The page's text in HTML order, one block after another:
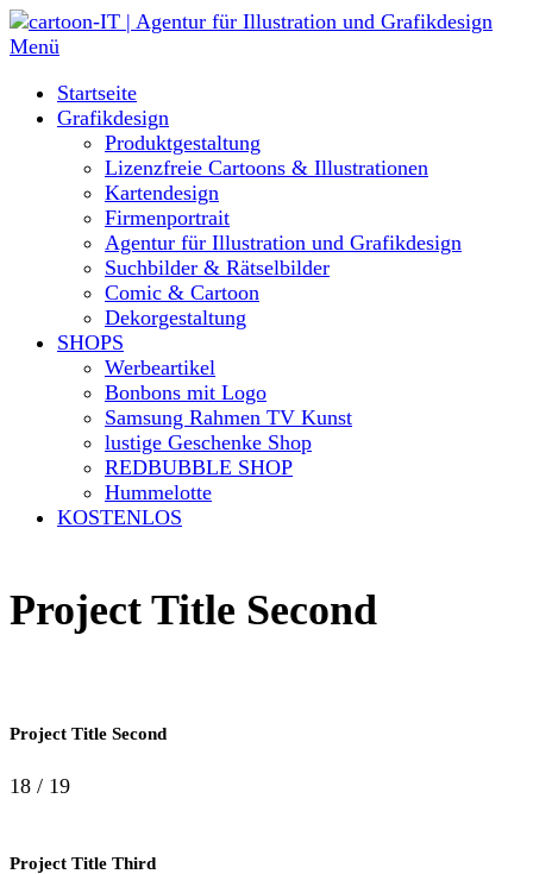
Direkt
zum
Menü
Startseite
Grafikdesign
Produktgestaltung
Lizenzfreie Cartoons & Illustrationen
Kartendesign
Firmenportrait
Agentur für Illustration und Grafikdesign
Suchbilder & Rätselbilder
Comic & Cartoon
Dekorgestaltung
SHOPS
Werbeartikel
Bonbons mit Logo
Samsung Rahmen TV Kunst
lustige Geschenke Shop
REDBUBBLE SHOP
Hummelotte
KOSTENLOS
Project Title Second
Project Title Second
18 / 19
Project Title Third